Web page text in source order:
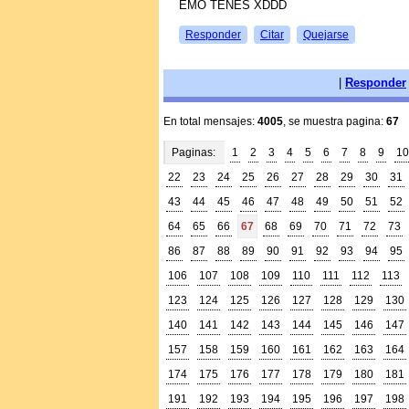
EMO TENES XDDD
Responder Citar Quejarse
Responder
En total mensajes: 4005, se muestra pagina: 67
Paginas: 1 2 3 4 5 6 7 8 9
10
22
23 24 25 26 27 28 29 30
31
43
44 45 46 47 48 49 50 51
52
64
65 66 67 68 69 70 71 72
73
86
87 88 89 90 91 92 93 94
95
106
107 108 109 110 111 112
113
123
124 125 126 127 128 129
130
140
141 142 143 144 145 146
147
157
158 159 160 161 162 163
164
174
175 176 177 178 179 180
181
191
192 193 194 195 196 197 198